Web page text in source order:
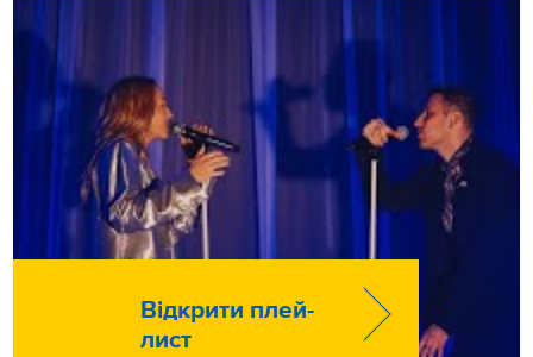
Відкрити плей-
лист